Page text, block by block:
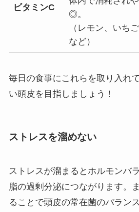
ビタミンC
◎。
（レモン、い
など）
毎日の食事にこれらを取り入れ
い頭皮を目指しましょう！
ストレスを溜めない
ストレスが溜まるとホルモンバ
脂の過剰分泌につながります。
ることで頭皮の常在菌のバラン